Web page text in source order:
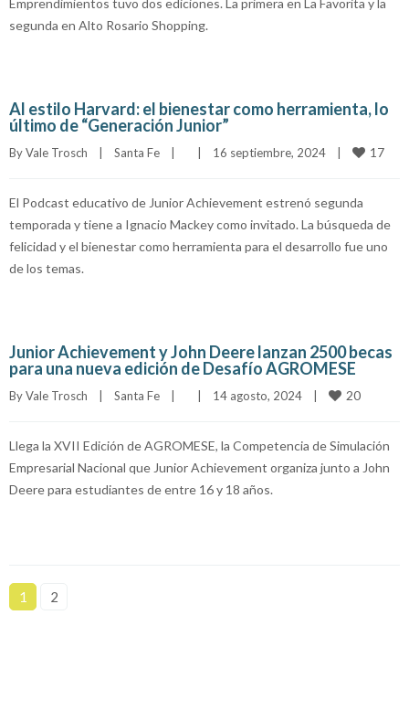
Emprendimientos tuvo dos ediciones. La primera en La Favorita y la
segunda en Alto Rosario Shopping.
Al estilo Harvard: el bienestar como herramienta, lo
último de “Generación Junior”
By Vale Trosch Santa Fe 16 septiembre, 2024 17
El Podcast educativo de Junior Achievement estrenó segunda
temporada y tiene a Ignacio Mackey como invitado. La búsqueda de
felicidad y el bienestar como herramienta para el desarrollo fue uno
de los temas.
Junior Achievement y John Deere lanzan 2500 becas
para una nueva edición de Desafío AGROMESE
By Vale Trosch Santa Fe 14 agosto, 2024 20
Llega la XVII Edición de AGROMESE, la Competencia de Simulación
Empresarial Nacional que Junior Achievement organiza junto a John
Deere para estudiantes de entre 16 y 18 años.
1 2